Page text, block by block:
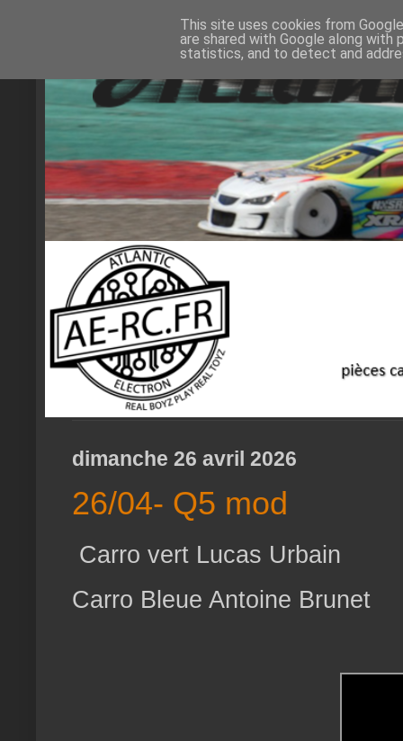
dimanche 26 avril 2026
26/04- Q5 mod
Carro vert Lucas Urbain
Carro Bleue Antoine Brunet
This site uses cookies from
are shared with Google along
statistics, and to detect and